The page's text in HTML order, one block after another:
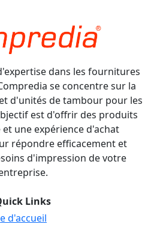
dans les fournitures
se concentre sur la
d'unités de tambour pour les
est d'offrir des produits
une expérience d'achat
répondre efficacement et
d'impression de votre
Links
d'accueil